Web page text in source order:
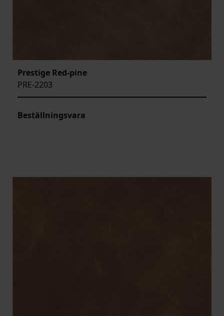
Prestige Red-pine
PRE-2203
Beställningsvara